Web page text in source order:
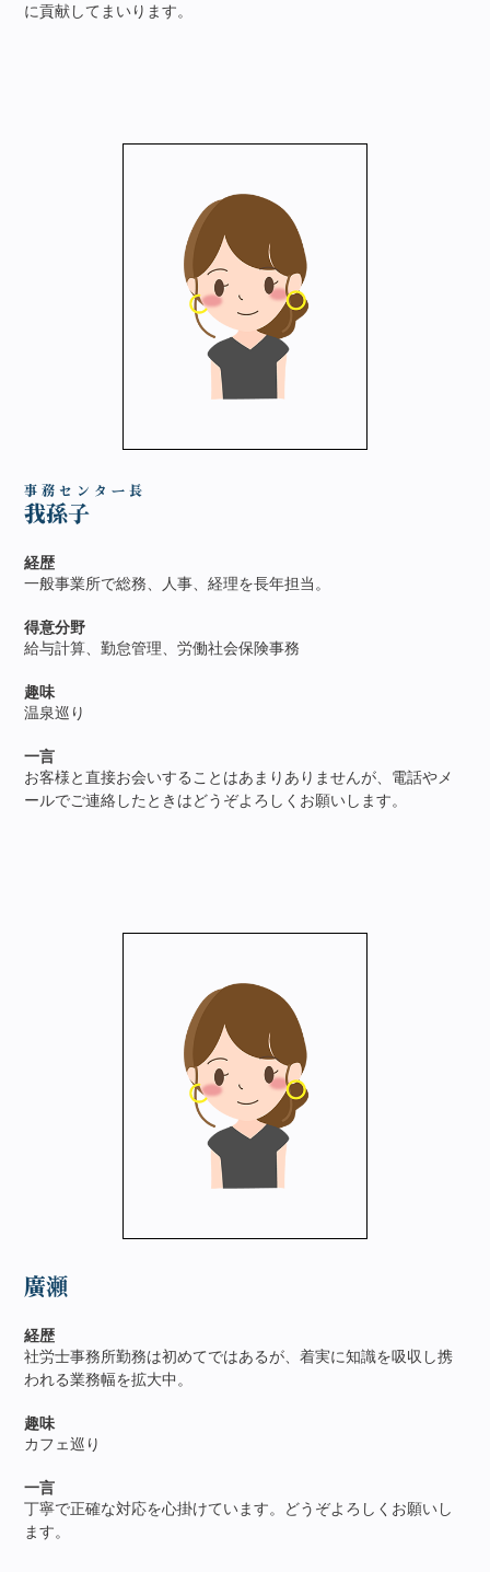
に貢献してまいります。
経歴
一般事業所で総務、人事、経理を長年担当。
得意分野
給与計算、勤怠管理、労働社会保険事務
趣味
温泉巡り
一言
お客様と直接お会いすることはあまりありませんが、電話やメ
ールでご連絡したときはどうぞよろしくお願いします。
事 務 セ ン タ ー 長
我孫子
経歴
社労士事務所勤務は初めてではあるが、着実に知識を吸収し携
われる業務幅を拡大中。
趣味
カフェ巡り
一言
丁寧で正確な対応を心掛けています。どうぞよろしくお願いし
ます。
廣瀬